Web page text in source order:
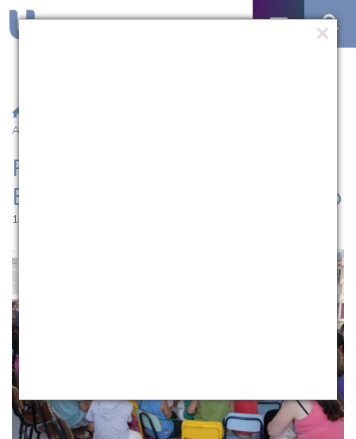
Assumpção
Pibid encerra atividades na
Escola Dr. Joaquim Assumpção
14.12.2012 | 19:52